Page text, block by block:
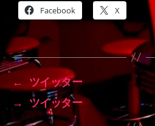
Facebook X
←
ツイッター
→
ツイッター